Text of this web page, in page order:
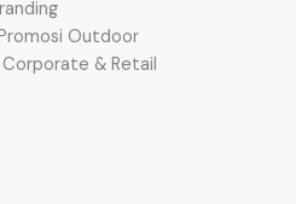
Outdoor
& Retail